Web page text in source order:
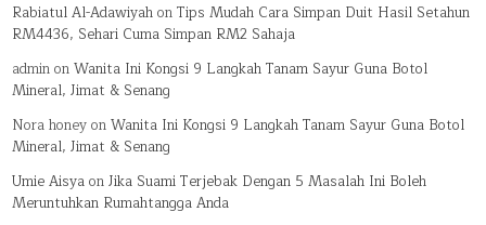
Rabiatul Al-AdawiyahonTips Mudah Cara Simpan Duit Hasil Setahun
RM4436, Sehari Cuma Simpan RM2 Sahaja
adminonWanita Ini Kongsi 9 Langkah Tanam Sayur Guna Botol
Mineral, Jimat & Senang
Nora honeyonWanita Ini Kongsi 9 Langkah Tanam Sayur Guna Botol
Mineral, Jimat & Senang
Umie AisyaonJika Suami Terjebak Dengan 5 Masalah Ini Boleh
Meruntuhkan Rumahtangga Anda